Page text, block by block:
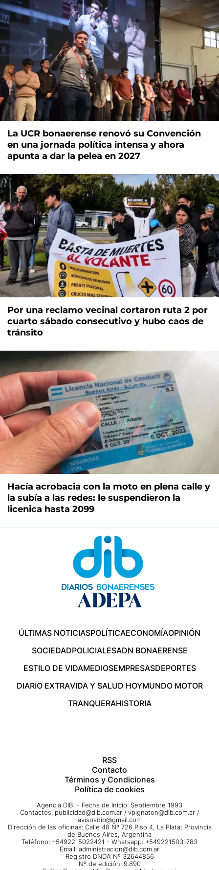
La UCR bonaerense renovó su Convención
en una jornada política intensa y ahora
apunta a dar la pelea en 2027
Por una reclamo vecinal cortaron ruta 2 por
cuarto sábado consecutivo y hubo caos de
tránsito
Hacía acrobacia con la moto en plena calle y
la subía a las redes: le suspendieron la
licenica hasta 2099
ÚLTIMAS NOTICIASPOLÍTICAECONOMÍAOPINIÓN
SOCIEDADPOLICIALESADN BONAERENSE
ESTILO DE VIDAMEDIOSEMPRESASDEPORTES
DIARIO EXTRAVIDA Y SALUD HOYMUNDO MOTOR
TRANQUERAHISTORIA
RSS
Contacto
Términos y Condiciones
Política de cookies
Agencia DIB - Fecha de Inicio: Septiembre 1993
Contactos: publicidad@dib.com.ar / vpignaton@dib.com.ar /
avisosdib@gmail.com
Dirección de las oficinas: Calle 48 Nº 726 Piso 4, La Plata; Provincia
de Buenos Aires, Argentina
Teléfono: +5492215022421 - Whatsapp: +5492215031783
Email: administracion@dib.com.ar
Registro DNDA Nº 32644856
Nº de edición: 9.890